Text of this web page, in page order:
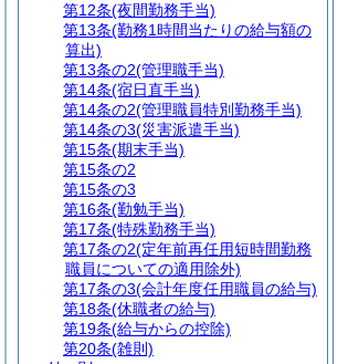
第12条(夜間勤務手当)
第13条(勤務1時間当たりの給与額の
算出)
第13条の2(管理職手当)
第14条(宿日直手当)
第14条の2(管理職員特別勤務手当)
第14条の3(災害派遣手当)
第15条(期末手当)
第15条の2
第15条の3
第16条(勤勉手当)
第17条(特殊勤務手当)
第17条の2(定年前再任用短時間勤務
職員についての適用除外)
第17条の3(会計年度任用職員の給与)
第18条(休職者の給与)
第19条(給与からの控除)
第20条(雑則)